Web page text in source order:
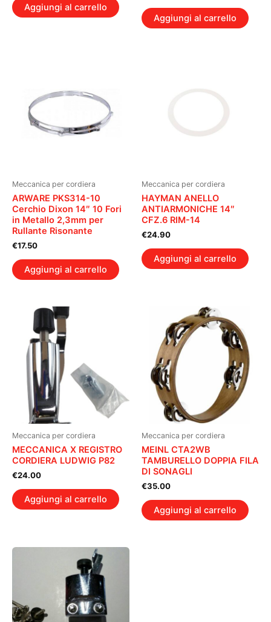
Aggiungi al carrello
Aggiungi al carrello
Meccanica per cordiera
ARWARE PKS314-10
Cerchio Dixon 14″ 10 Fori
in Metallo 2,3mm per
Rullante Risonante
€17.50
Aggiungi al carrello
Meccanica per cordiera
HAYMAN ANELLO
ANTIARMONICHE 14″
CFZ.6 RIM-14
€24.90
Aggiungi al carrello
Meccanica per cordiera
MECCANICA X REGISTRO
CORDIERA LUDWIG P82
€24.00
Aggiungi al carrello
Meccanica per cordiera
MEINL CTA2WB
TAMBURELLO DOPPIA FILA
DI SONAGLI
€35.00
Aggiungi al carrello